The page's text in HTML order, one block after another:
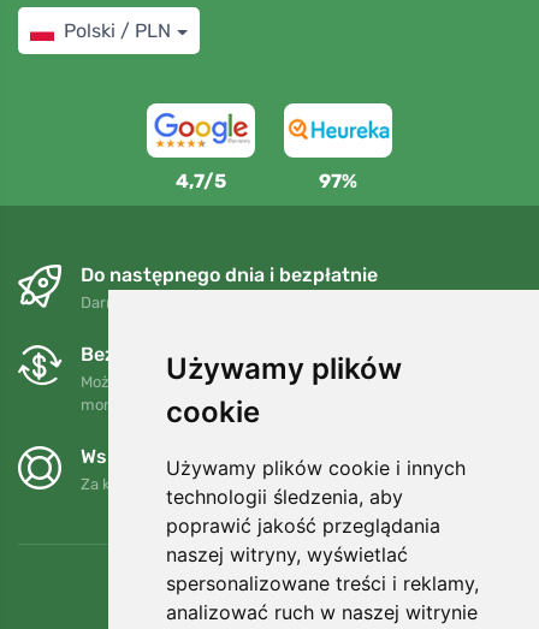
Używamy plików
cookie
Używamy plików cookie i innych
technologii śledzenia, aby
poprawić jakość przeglądania
naszej witryny, wyświetlać
spersonalizowane treści i reklamy,
analizować ruch w naszej witrynie
Polski / PLN
4,7/5 97%
Do następnego dnia i bezpłatnie
Darmowa wysyłka dla zamówień powyżej 250 PLN
Bezpłatne wymiany i zwroty
Możesz zwrócić lub wymienić swoje zamówienie w dowolnym
momencie w ciągu 90 dni.
Wspieramy Trees.org
Za każde zamówienie sadzimy drzewo! Czytaj więcej